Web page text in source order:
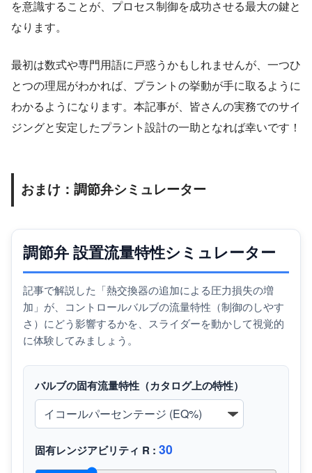
を意識することが、プロセス制御を成功させる最大の鍵と
なります。
最初は数式や専門用語に戸惑うかもしれませんが、一つひ
とつの理屈がわかれば、プラントの挙動が手に取るように
わかるようになります。本記事が、皆さんの実務でのサイ
ジングと安定したプラント設計の一助となれば幸いです！
おまけ：調節弁シミュレーター
調節弁 設置流量特性シミュレーター
記事で解説した「熱交換器の追加による圧力損失の増
加」が、コントロールバルブの流量特性（制御のしやす
さ）にどう影響するかを、スライダーを動かして視覚的
に体験してみましょう。
バルブの固有流量特性（カタログ上の特性）
固有レンジアビリティ R : 30